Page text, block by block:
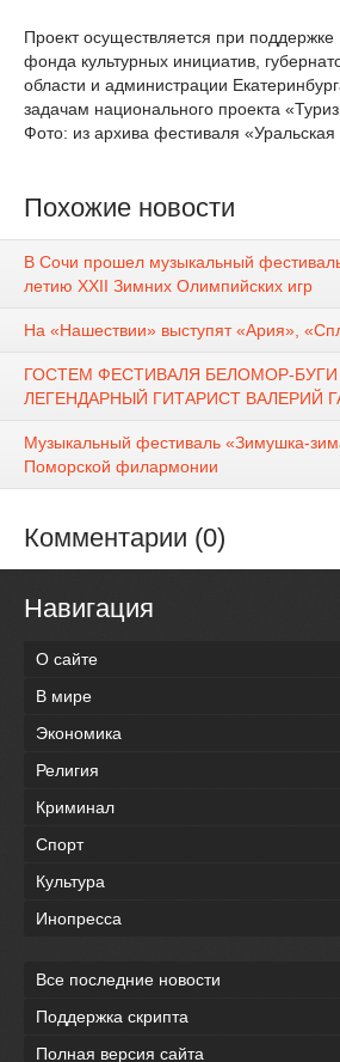
Проект осуществляется при поддержке
фонда культурных инициатив,
области и администрации
задачам национального проекта
Фото: из архива фестиваля «Уральская
Похожие новости
В Сочи прошел музыкальный
летию XXII Зимних Олимпийских игр
На «Нашествии» выступят «Ария»,
ГОСТЕМ ФЕСТИВАЛЯ БЕЛОМОР-
ЛЕГЕНДАРНЫЙ ГИТАРИСТ ВАЛЕРИЙ
Музыкальный фестиваль «Зимушка-
Поморской филармонии
Комментарии (0)
Навигация
О сайте
В мире
Экономика
Религия
Криминал
Спорт
Культура
Инопресса
Все последние новости
Поддержка скрипта
Полная версия сайта